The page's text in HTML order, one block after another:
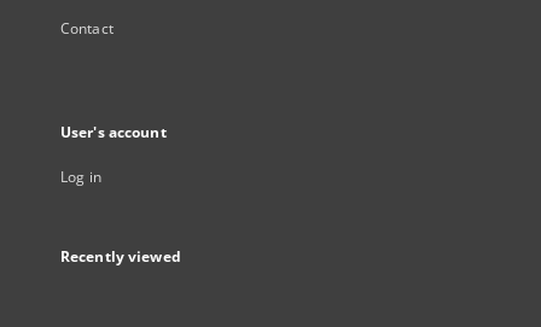
Contact
User's account
Log in
Recently viewed